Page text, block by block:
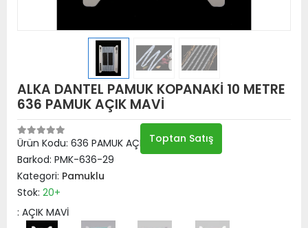
ALKA DANTEL PAMUK KOPANAKİ 10 METRE
636 PAMUK AÇIK MAVİ
Ürün Kodu: 636 PAMUK AÇIK MAVİ
Barkod: PMK-636-29
Kategori: Pamuklu
Stok: 20+
: AÇIK MAVİ
Toptan Satış